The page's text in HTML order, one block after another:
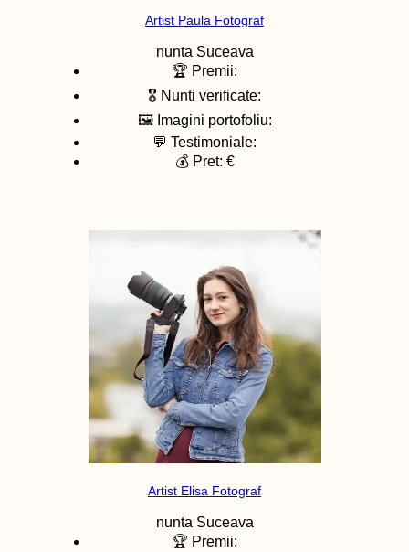
Artist Paula Fotograf
nunta Suceava
🏆 Premii:
🎖️ Nunti verificate:
🖼️ Imagini portofoliu:
💬 Testimoniale:
💰 Pret: €
Artist Elisa Fotograf
nunta Suceava
🏆 Premii: